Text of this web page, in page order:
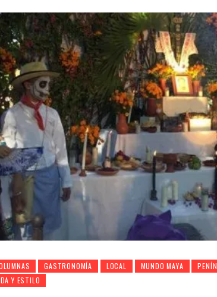
GASTRONOMÍA LOCAL MUNDO MAYA
Y ESTILO